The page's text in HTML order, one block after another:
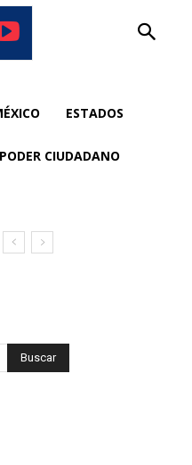
ESTADOS
PODER CIUDADANO